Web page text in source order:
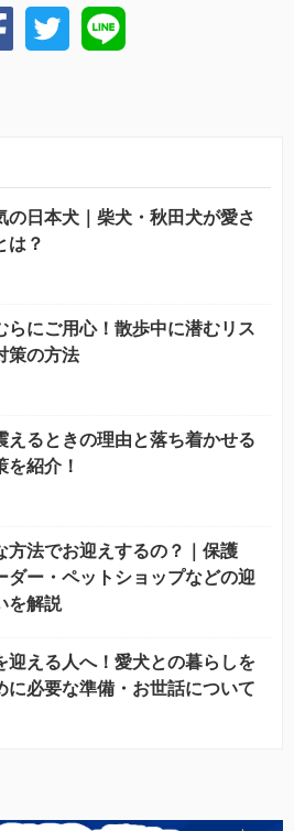
の日本犬｜柴犬・秋田犬が愛さ
は？
らにご用心！散歩中に潜むリス
策の方法
えるときの理由と落ち着かせる
を紹介！
方法でお迎えするの？｜保護
ダー・ペットショップなどの迎
を解説
迎える人へ！愛犬との暮らしを
に必要な準備・お世話について